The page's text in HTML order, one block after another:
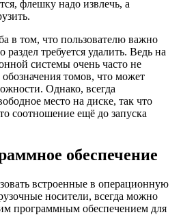
флешку надо извлечь, а
в том, что пользователю важно
требуется удалить. Ведь на
системы очень часто не
томов, что может
Однако, всегда
место на диске, так что
соотношение ещё до запуска
обеспечение
встроенные в операционную
носители, всегда можно
программным обеспечением для